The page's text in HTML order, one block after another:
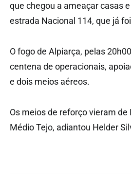
que chegou a ameaçar casas
estrada Nacional 114, que já
O fogo de Alpiarça, pelas
centena de operacionais,
e dois meios aéreos.
Os meios de reforço vieram de
Médio Tejo, adiantou Helder